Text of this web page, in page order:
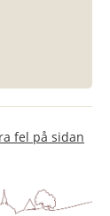
fel på sidan